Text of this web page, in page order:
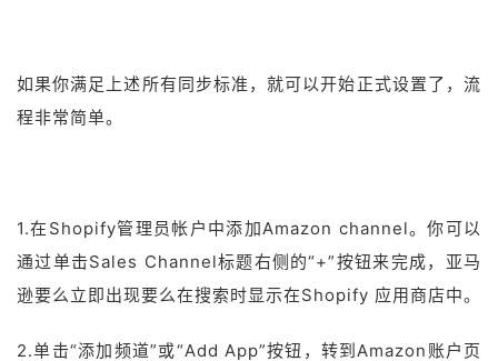
如果你满足上述所有同步标准，就可以开始正式设置了，流
程非常简单。
1.在Shopify管理员帐户中添加Amazon channel。你可以
通过单击Sales Channel标题右侧的“+”按钮来完成，亚马
逊要么立即出现要么在搜索时显示在Shopify 应用商店中。
2.单击“添加频道”或“Add App”按钮，转到Amazon账户页